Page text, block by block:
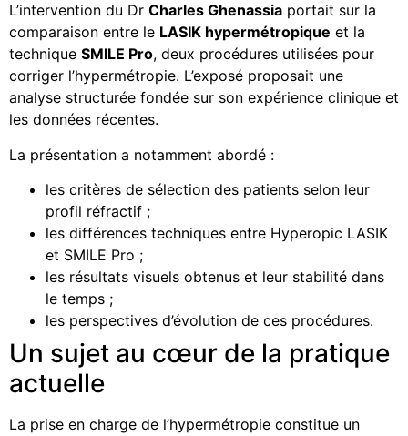
L’intervention du Dr Charles Ghenassia portait sur la
comparaison entre le LASIK hypermétropique et la
technique SMILE Pro, deux procédures utilisées pour
corriger l’hypermétropie. L’exposé proposait une
analyse structurée fondée sur son expérience clinique et
les données récentes.
La présentation a notamment abordé :
les critères de sélection des patients selon leur
profil réfractif ;
les différences techniques entre Hyperopic LASIK
et SMILE Pro ;
les résultats visuels obtenus et leur stabilité dans
le temps ;
les perspectives d’évolution de ces procédures.
Un sujet au cœur de la pratique
actuelle
La prise en charge de l’hypermétropie constitue un